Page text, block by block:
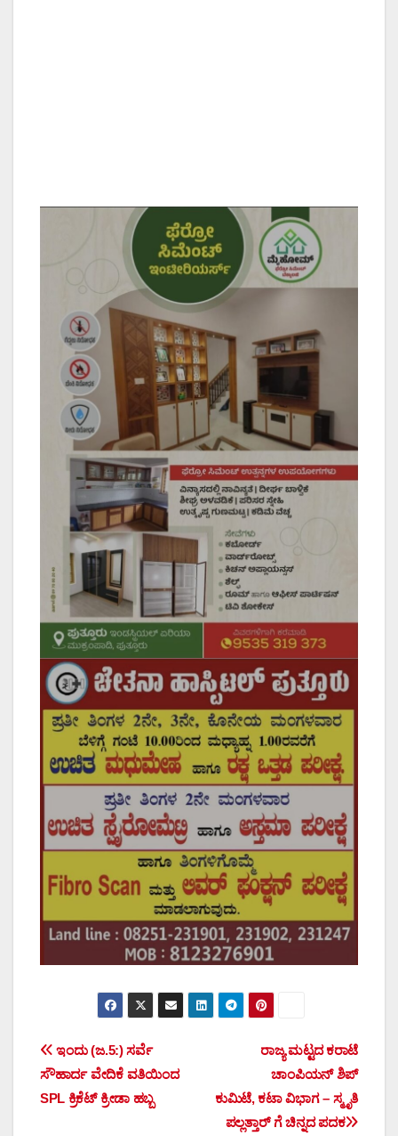
Post
navigation
ರಾಜ್ಯ ಮಟ್ಟದ ಕರಾಟೆ
ಚಾಂಪಿಯನ್ ಶಿಪ್
ಕುಮಿಟೆ, ಕಟಾ ವಿಭಾಗ – ಸ್ಮೃತಿ
ಪಲ್ಲತ್ತಾರ್ ಗೆ ಚಿನ್ನದ ಪದಕ
ಇಂದು (ಜ.5:) ಸರ್ವೆ
ಸೌಹಾರ್ದ ವೇದಿಕೆ ವತಿಯಿಂದ
SPL ಕ್ರಿಕೆಟ್ ಕ್ರೀಡಾ ಹಬ್ಬ